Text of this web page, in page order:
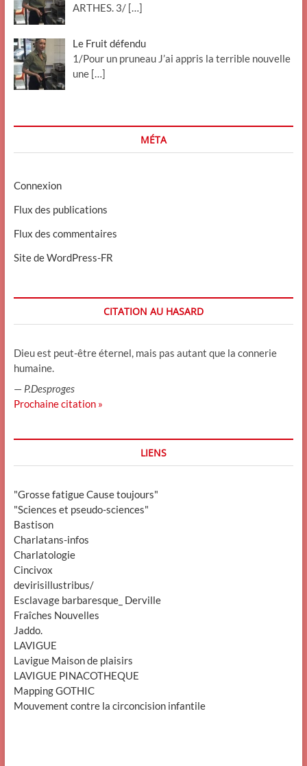
ARTHES. 3/ […]
Le Fruit défendu
1/Pour un pruneau J’ai appris la terrible nouvelle
une […]
MÉTA
Connexion
Flux des publications
Flux des commentaires
Site de WordPress-FR
CITATION AU HASARD
Dieu est peut-être éternel, mais pas autant que la connerie
humaine.
— P.Desproges
Prochaine citation »
LIENS
"Grosse fatigue Cause toujours"
"Sciences et pseudo-sciences"
Bastison
Charlatans-infos
Charlatologie
Cincivox
devirisillustribus/
Esclavage barbaresque_ Derville
Fraîches Nouvelles
Jaddo.
LAVIGUE
Lavigue Maison de plaisirs
LAVIGUE PINACOTHEQUE
Mapping GOTHIC
Mouvement contre la circoncision infantile